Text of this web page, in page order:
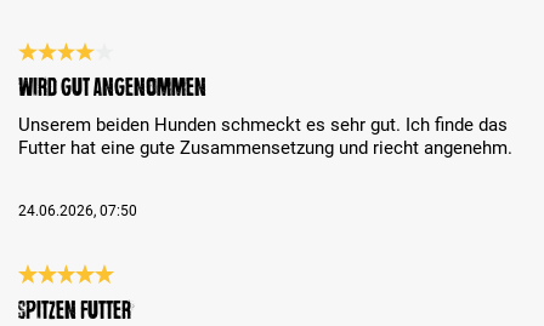
Recenze s hodnocením 4 z 5 hvězd
Wird gut angenommen
Unserem beiden Hunden schmeckt es sehr gut. Ich finde das
Futter hat eine gute Zusammensetzung und riecht angenehm.
24.06.2026, 07:50
Recenze s hodnocením 5 z 5 hvězd
Spitzen Futter